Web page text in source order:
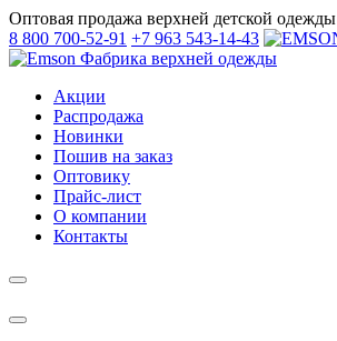
Оптовая продажа верхней детской одежды
8 800 700-52-91 +7 963 543-14-43
Фабрика верхней одежды
Акции
Распродажа
Новинки
Пошив на заказ
Оптовику
Прайс-лист
О компании
Контакты